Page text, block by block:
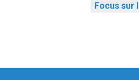
Focus sur